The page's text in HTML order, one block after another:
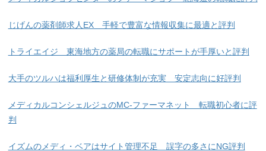
じげんの薬剤師求人EX 手軽で豊富な情報収集に最適と評判
トライエイジ 東海地方の薬局の転職にサポートが手厚いと評判
大手のツルハは福利厚生と研修体制が充実 安定志向に好評判
メディカルコンシェルジュのMC-ファーマネット 転職初心者に評
判
イズムのメディ・ベアはサイト管理不足 誤字の多さにNG評判